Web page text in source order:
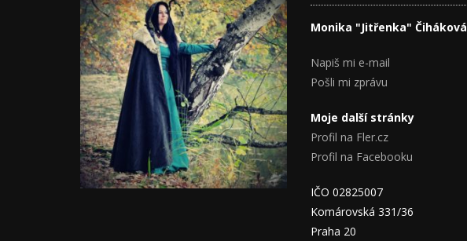
Monika "Jitřenka" Čiháková
Napiš mi e-mail
Pošli mi zprávu
Moje další stránky
Profil na Fler.cz
Profil na Facebooku
IČO 02825007
Komárovská 331/36
Praha 20